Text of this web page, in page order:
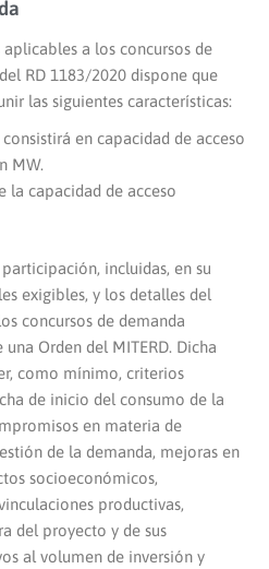
a los concursos de
RD 1183/2020 dispone que
las siguientes características:
en capacidad de acceso
MW.
la capacidad de acceso
incluidas, en su
exigibles, y los detalles del
concursos de demanda
Orden del MITERD. Dicha
como mínimo, criterios
de inicio del consumo de la
en materia de
de la demanda, mejoras en
socioeconómicos,
productivas,
del proyecto y de sus
al volumen de inversión y